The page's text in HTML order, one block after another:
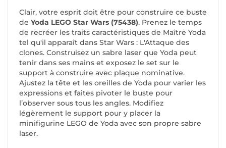
Clair, votre esprit doit être pour construire ce buste
de Yoda LEGO Star Wars (75438). Prenez le temps
de recréer les traits caractéristiques de Maître Yoda
tel qu'il apparaît dans Star Wars : L'Attaque des
clones. Construisez un sabre laser que Yoda peut
tenir dans ses mains et exposez le set sur le
support à construire avec plaque nominative.
Ajustez la tête et les oreilles de Yoda pour varier les
expressions et faites pivoter le buste pour
l’observer sous tous les angles. Modifiez
légèrement le support pour y placer la
minifigurine LEGO de Yoda avec son propre sabre
laser.